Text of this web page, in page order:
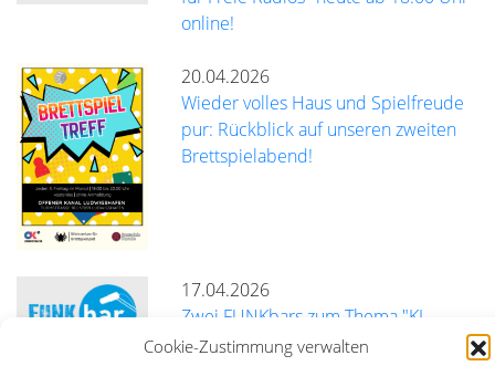
Cookie-Zustimmung verwalten
online!
20.04.2026
Wieder volles Haus und Spielfreude
pur: Rückblick auf unseren zweiten
Brettspielabend!
17.04.2026
Zwei FUNKbars zum Thema "KI-
Richtlinien für Freie Radios"